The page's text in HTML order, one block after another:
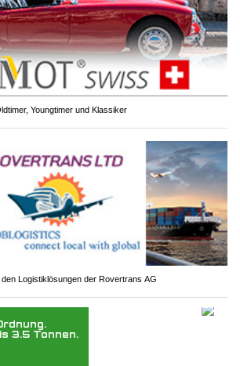
Youngtimer und Klassiker
Logistiklösungen der Rovertrans AG